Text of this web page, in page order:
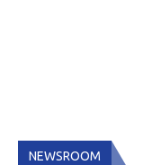
NEWSROOM